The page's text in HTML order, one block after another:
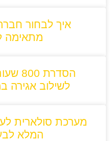
איך לבחור
מתאימה
לשילוב אגירה
המלא